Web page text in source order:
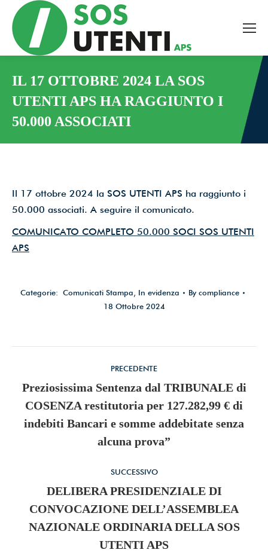
IL 17 OTTOBRE 2024 LA SOS
UTENTI APS HA RAGGIUNTO I
50.000 ASSOCIATI
Il 17 ottobre 2024 la SOS UTENTI APS ha raggiunto i
50.000 associati. A seguire il comunicato.
COMUNICATO COMPLETO 50.000 SOCI SOS UTENTI
APS
Categorie: Comunicati Stampa In evidenza Bycompliance
18 Ottobre 2024
di
navigazione
PRECEDENTE
Stile
dell'anteprima:
Preziosissima Sentenza dal TRIBUNALE di
COSENZA restitutoria per 127.282,99 € di
indebiti Bancari e somme addebitate senza
alcuna prova”
SUCCESSIVO
Numero
di
posts:
DELIBERA PRESIDENZIALE DI
CONVOCAZIONE DELL’ASSEMBLEA
NAZIONALE ORDINARIA DELLA SOS
UTENTI APS
Tutte le novità dal mondo
della tutela bancaria,
ambientale e sanitaria, a
portata di mano!
Email*
Powered byARForms(Unlicensed)